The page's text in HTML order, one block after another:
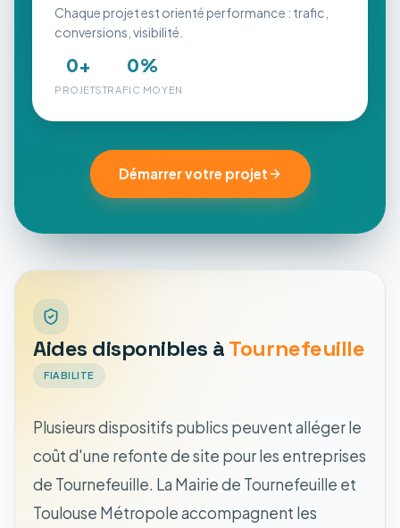
Chaque projet est orienté performance : trafic,
conversions, visibilité.
0+
PROJETS
0%
TRAFIC MOYEN
Démarrer votre projet
Aides disponibles àTournefeuille
FIABILITE
Plusieurs dispositifs publics peuvent alléger le
coût d'une refonte de site pour les entreprises
de Tournefeuille. La Mairie de Tournefeuille et
Toulouse Métropole accompagnent les